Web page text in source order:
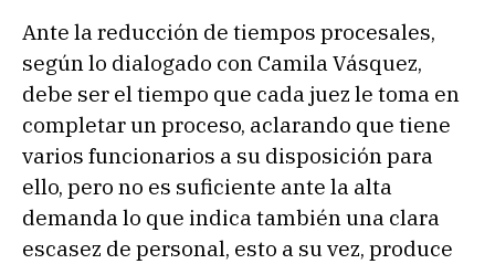
Ante la reducción de tiempos procesales,
según lo dialogado con Camila Vásquez,
debe ser el tiempo que cada juez le toma en
completar un proceso, aclarando que tiene
varios funcionarios a su disposición para
ello, pero no es suficiente ante la alta
demanda lo que indica también una clara
escasez de personal, esto a su vez, produce